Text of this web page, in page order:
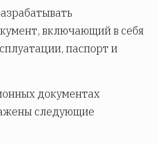
включающий в себя
паспорт и
документах
следующие